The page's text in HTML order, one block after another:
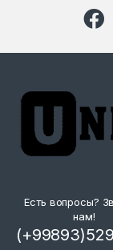
Есть вопросы?
нам!